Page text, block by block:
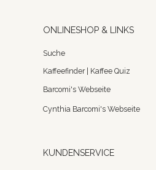
ONLINESHOP & LINKS
Suche
Kaffeefinder | Kaffee Quiz
Barcomi's Webseite
Cynthia Barcomi's Webseite
KUNDENSERVICE